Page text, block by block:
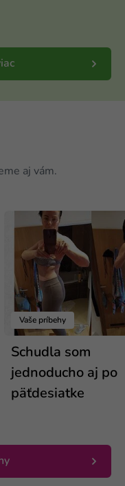
aj vám.
Vaše príbehy
Schudla som
jednoducho aj po
päťdesiatke